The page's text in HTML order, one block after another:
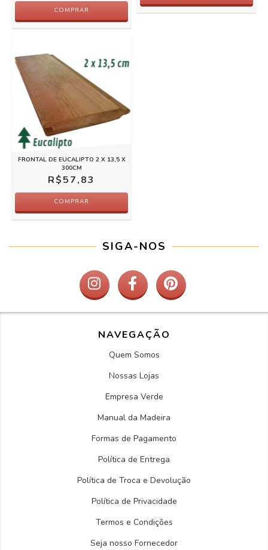
COMPRAR
FRONTAL DE EUCALIPTO 2 X 13,5 X
300CM
R$57,83
COMPRAR
SIGA-NOS
NAVEGAÇÃO
Quem Somos
Nossas Lojas
Empresa Verde
Manual da Madeira
Formas de Pagamento
Política de Entrega
Política de Troca e Devolução
Política de Privacidade
Termos e Condições
Seja nosso Fornecedor